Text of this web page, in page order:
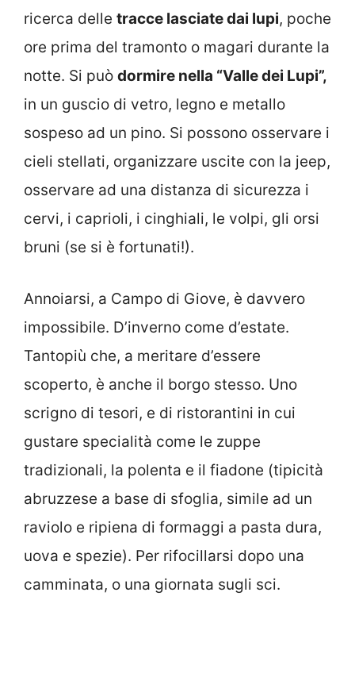
ricerca delle tracce lasciate dai lupi, poche
ore prima del tramonto o magari durante la
notte. Si può dormire nella “Valle dei Lupi”,
in un guscio di vetro, legno e metallo
sospeso ad un pino. Si possono osservare i
cieli stellati, organizzare uscite con la jeep,
osservare ad una distanza di sicurezza i
cervi, i caprioli, i cinghiali, le volpi, gli orsi
bruni (se si è fortunati!).
Annoiarsi, a Campo di Giove, è davvero
impossibile. D’inverno come d’estate.
Tantopiù che, a meritare d’essere
scoperto, è anche il borgo stesso. Uno
scrigno di tesori, e di ristorantini in cui
gustare specialità come le zuppe
tradizionali, la polenta e il fiadone (tipicità
abruzzese a base di sfoglia, simile ad un
raviolo e ripiena di formaggi a pasta dura,
uova e spezie). Per rifocillarsi dopo una
camminata, o una giornata sugli sci.